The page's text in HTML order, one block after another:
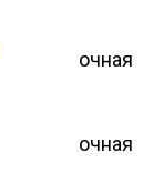
очная
очная